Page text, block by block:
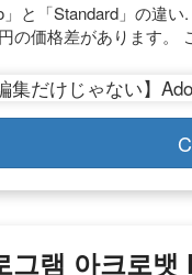
と「Standard」の違
の価格差があります
그램 아크로뱃